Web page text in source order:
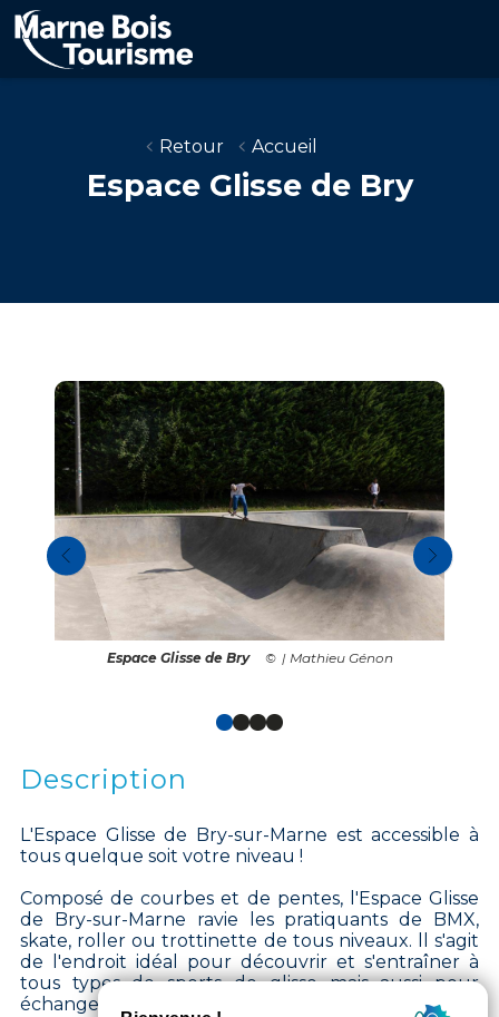
Aller
au
contenu
principal
Retour Accueil
Espace Glisse de Bry
Espace Glisse de Bry | Mathieu Génon
Description
L'Espace Glisse de Bry-sur-Marne est accessible à
tous quelque soit votre niveau !
Composé de courbes et de pentes, l'Espace Glisse
de Bry-sur-Marne ravie les pratiquants de BMX,
skate, roller ou trottinette de tous niveaux. ll s'agit
de l'endroit idéal pour découvrir et s'entraîner à
tous types de sports de glisse mais aussi pour
échanger et partager.